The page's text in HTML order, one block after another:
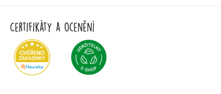
Certifikáty a ocenění